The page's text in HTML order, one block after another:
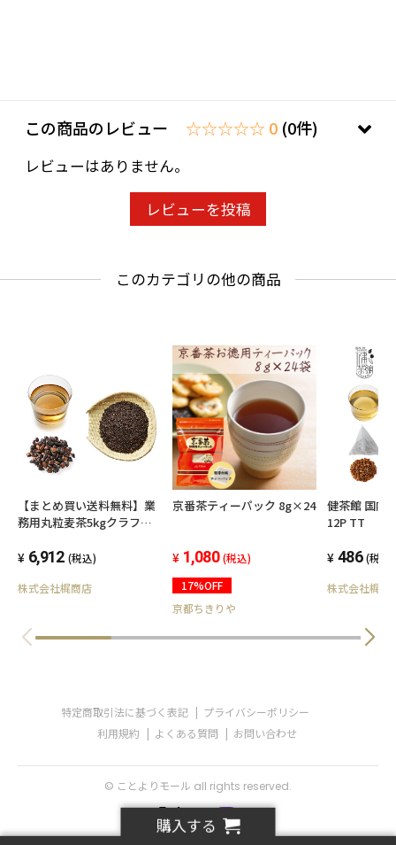
購入する
この商品のレビュー ☆☆☆☆☆ 0 (0件)
レビューはありません。
レビューを投稿
このカテゴリの他の商品
【まとめ買い送料無料】業
務用丸粒麦茶5kgクラフト
6,912 (税込)
株式会社梶商店
京番茶ティーパック 8g×24
1,080 (税込)
17%OFF
京都ちきりや
健茶館 国内
12P TT
486 (税込)
株式会社梶商
特定商取引法に基づく表記
プライバシーポリシー
利用規約
よくある質問 お問い合わせ
© ことよりモール all rights reserved.